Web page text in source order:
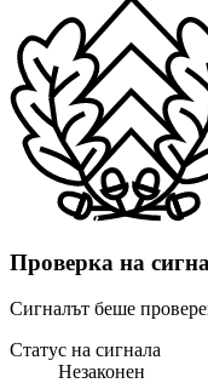
Проверка на
Сигналът беше
Статус на сигнала
Незаконен